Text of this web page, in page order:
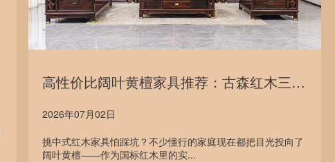
高性价比阔叶黄檀家具推荐：古森红木三款精品，诠释中式居家美学
2026年07月02日
挑中式红木家具怕踩坑？不少懂行的家庭现在都把目光投向了
阔叶黄檀——作为国标红木里的实...